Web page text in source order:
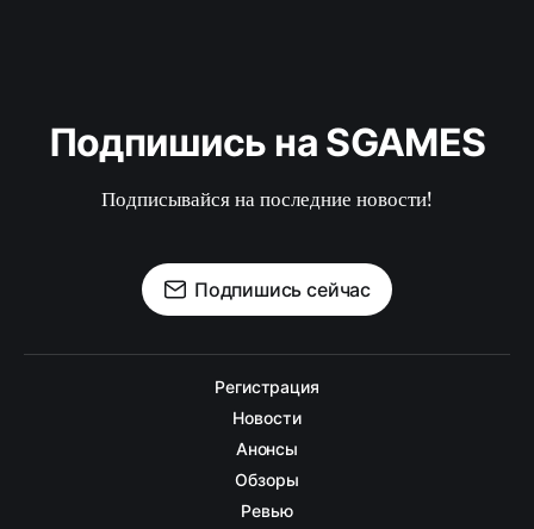
Подпишись на SGAMES
Подписывайся на последние новости!
Подпишись сейчас
Регистрация
Новости
Анонсы
Обзоры
Ревью